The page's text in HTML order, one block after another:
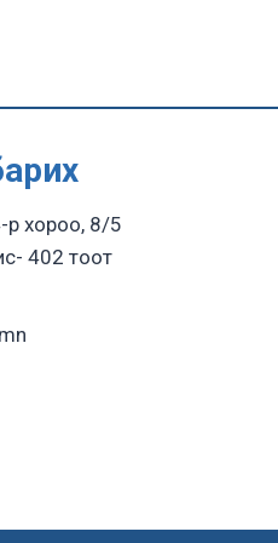
р хороо, 8/5
402 тоот